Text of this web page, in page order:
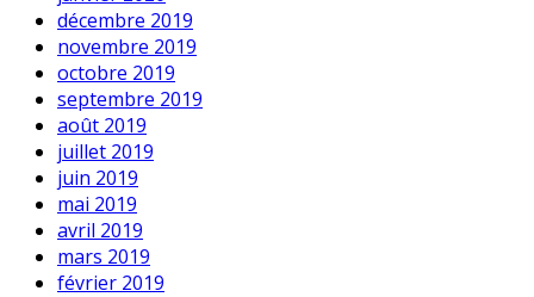
décembre 2019
novembre 2019
octobre 2019
septembre 2019
août 2019
juillet 2019
juin 2019
mai 2019
avril 2019
mars 2019
février 2019